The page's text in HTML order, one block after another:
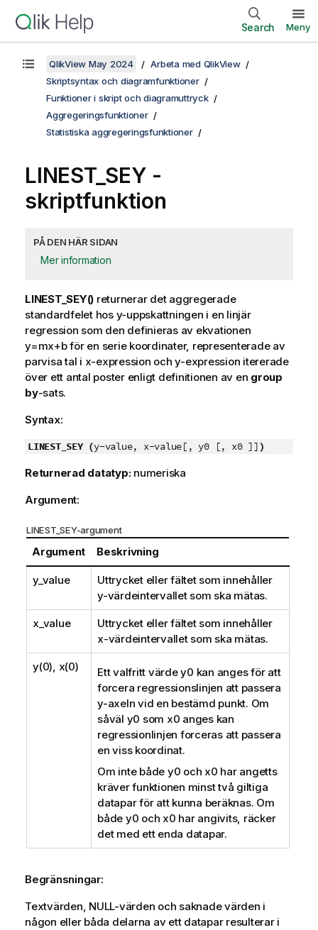
Search Meny
QlikView May 2024
Arbeta med QlikView
Skriptsyntax och diagramfunktioner
Funktioner i skript och diagramuttryck
Aggregeringsfunktioner
Statistiska aggregeringsfunktioner
LINEST_SEY -
skriptfunktion
PÅ DEN HÄR SIDAN
Mer information
LINEST_SEY() returnerar det aggregerade
standardfelet hos y-uppskattningen i en linjär
regression som den definieras av ekvationen
y=mx+bför en serie koordinater, representerade av
parvisa tal i x-expression ochy-expression itererade
över ett antal poster enligt definitionen av en group
by-sats.
Syntax:
LINEST_SEY (y-value, x-value[, y0 [, x0 ]] )
Returnerad datatyp: numeriska
Argument:
LINEST_SEY-argument
Argument Beskrivning
y_value
Uttrycket eller fältet som innehåller
y-värdeintervallet som ska mätas.
x_value
Uttrycket eller fältet som innehåller
x-värdeintervallet som ska mätas.
y(0), x(0) Ett valfritt värdey0 kan anges för att
forcera regressionslinjen att passera
y-axeln vid en bestämd punkt. Om
såväl y0 som x0 anges kan
regressionlinjen forceras att passera
en viss koordinat.
Om inte både y0 och x0 har angetts
kräver funktionen minst två giltiga
datapar för att kunna beräknas. Om
både y0 och x0 har angivits, räcker
det med ett enda datapar.
Begränsningar:
Textvärden, NULL-värden och saknade värden i
någon eller båda delarna av ett datapar resulterar i